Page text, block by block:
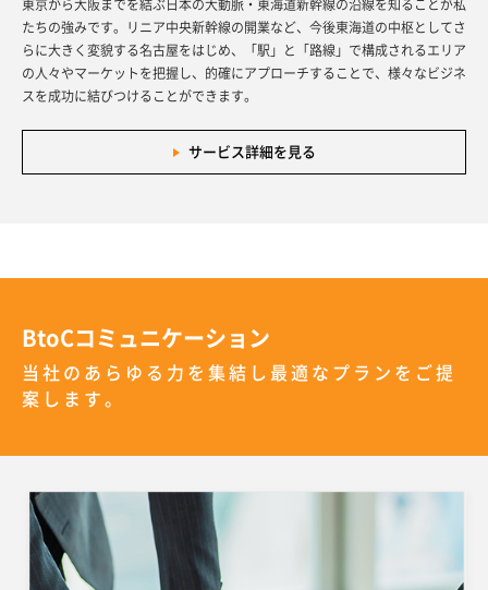
東京から大阪までを結ぶ日本の大動脈・東海道新幹線の沿線を知ることが私
たちの強みです。リニア中央新幹線の開業など、今後東海道の中枢としてさ
らに大きく変貌する名古屋をはじめ、「駅」と「路線」で構成されるエリア
の人々やマーケットを把握し、的確にアプローチすることで、様々なビジネ
スを成功に結びつけることができます。
サービス詳細を見る
BtoCコミュニケーション
当社のあらゆる力を集結し最適なプランをご提
案します。